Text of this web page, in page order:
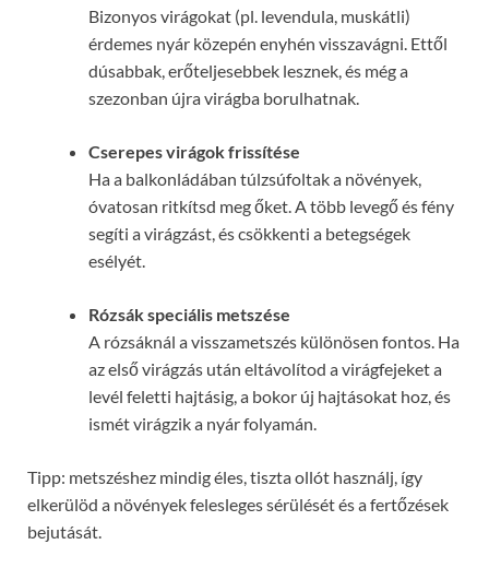
Bizonyos virágokat (pl. levendula, muskátli)
érdemes nyár közepén enyhén visszavágni. Ettől
dúsabbak, erőteljesebbek lesznek, és még a
szezonban újra virágba borulhatnak.
Cserepes virágok frissítése
Ha a balkonládában túlzsúfoltak a növények,
óvatosan ritkítsd meg őket. A több levegő és fény
segíti a virágzást, és csökkenti a betegségek
esélyét.
Rózsák speciális metszése
A rózsáknál a visszametszés különösen fontos. Ha
az első virágzás után eltávolítod a virágfejeket a
levél feletti hajtásig, a bokor új hajtásokat hoz, és
ismét virágzik a nyár folyamán.
Tipp: metszéshez mindig éles, tiszta ollót használj, így
elkerülöd a növények felesleges sérülését és a fertőzések
bejutását.